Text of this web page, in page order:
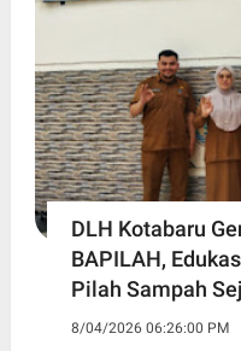
DLH Kotabaru
BAPILAH,
Pilah Sampah
8/04/2026 06:26:00 PM